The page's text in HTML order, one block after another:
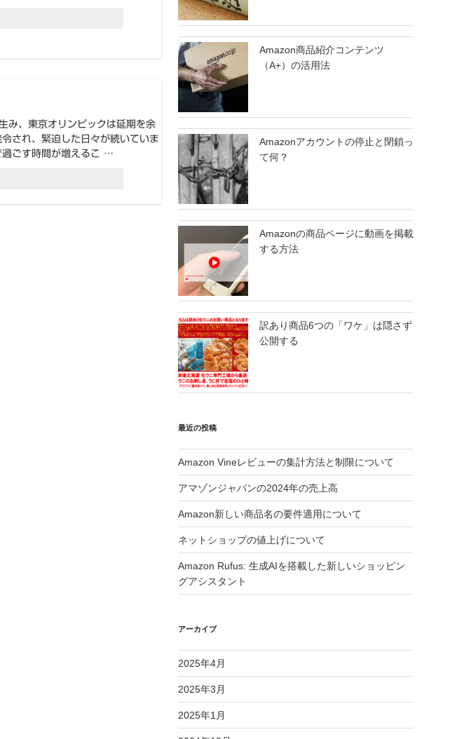
み、東京オリンピックは延期を余
され、緊迫した日々が続いていま
過ごす時間が増えるこ …
Amazon商品紹介コンテンツ
（A+）の活用法
Amazonアカウントの停止と閉鎖っ
て何？
Amazonの商品ページに動画を掲載
する方法
訳あり商品6つの「ワケ」は隠さず
公開する
最近の投稿
Amazon Vineレビューの集計方法と制限について
アマゾンジャパンの2024年の売上高
Amazon新しい商品名の要件適用について
ネットショップの値上げについて
Amazon Rufus: 生成AIを搭載した新しいショッピン
グアシスタント
アーカイブ
2025年4月
2025年3月
2025年1月